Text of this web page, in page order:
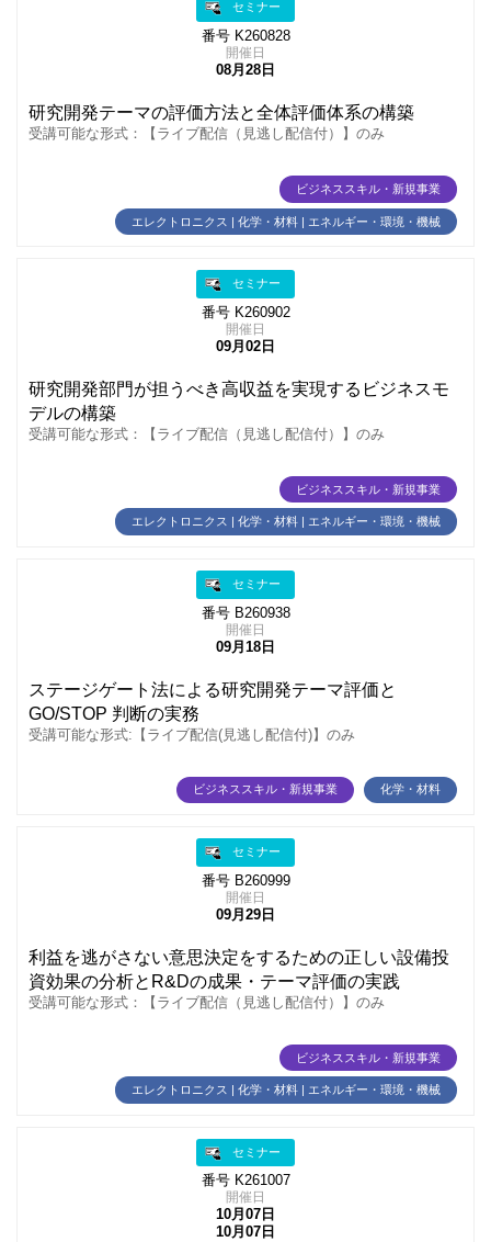
セミナー
番号 K260828
開催日
08月28日
研究開発テーマの評価方法と全体評価体系の構築
受講可能な形式：【ライブ配信（見逃し配信付）】のみ
ビジネススキル・新規事業
エレクトロニクス | 化学・材料 | エネルギー・環境・機械
セミナー
番号 K260902
開催日
09月02日
研究開発部門が担うべき高収益を実現するビジネスモ
デルの構築
受講可能な形式：【ライブ配信（見逃し配信付）】のみ
ビジネススキル・新規事業
エレクトロニクス | 化学・材料 | エネルギー・環境・機械
セミナー
番号 B260938
開催日
09月18日
ステージゲート法による研究開発テーマ評価と
GO/STOP 判断の実務
受講可能な形式:【ライブ配信(見逃し配信付)】のみ
ビジネススキル・新規事業 化学・材料
セミナー
番号 B260999
開催日
09月29日
利益を逃がさない意思決定をするための正しい設備投
資効果の分析とR&Dの成果・テーマ評価の実践
受講可能な形式：【ライブ配信（見逃し配信付）】のみ
ビジネススキル・新規事業
エレクトロニクス | 化学・材料 | エネルギー・環境・機械
セミナー
番号 K261007
開催日
10月07日
10月07日